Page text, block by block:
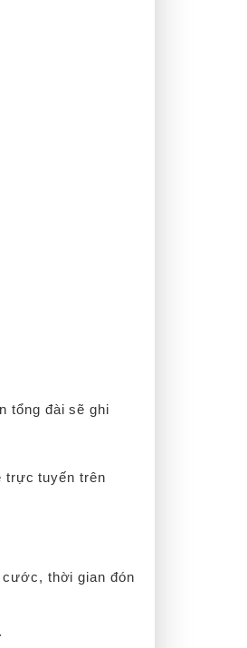
tổng đài sẽ ghi
trực tuyến trên
cước, thời gian đón